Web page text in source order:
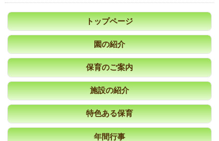
トップページ
園の紹介
保育のご案内
施設の紹介
特色ある保育
年間行事